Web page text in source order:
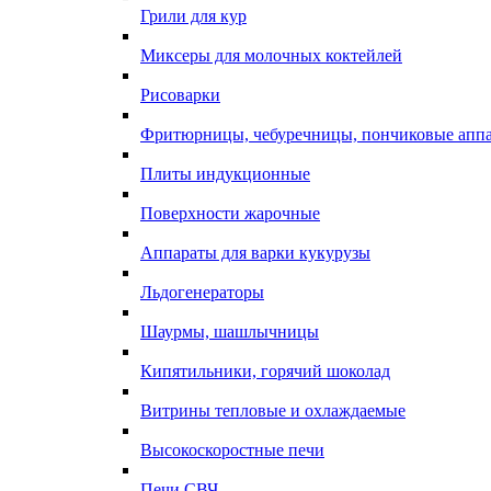
Грили для кур
Миксеры для молочных коктейлей
Рисоварки
Фритюрницы, чебуречницы, пончиковые
Плиты индукционные
Поверхности жарочные
Аппараты для варки кукурузы
Льдогенераторы
Шаурмы, шашлычницы
Кипятильники, горячий шоколад
Витрины тепловые и охлаждаемые
Высокоскоростные печи